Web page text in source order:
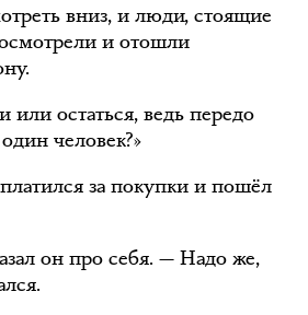
вниз, и люди, стоящие
и отошли
или остаться, ведь передо
человек?»
за покупки и пошёл
он про себя. — Надо же,